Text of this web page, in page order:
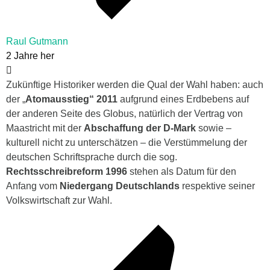
Raul Gutmann
2 Jahre her
Zukünftige Historiker werden die Qual der Wahl haben: auch
der „Atomausstieg“ 2011 aufgrund eines Erdbebens auf
der anderen Seite des Globus, natürlich der Vertrag von
Maastricht mit der Abschaffung der D-Mark sowie –
kulturell nicht zu unterschätzen – die Verstümmelung der
deutschen Schriftsprache durch die sog.
Rechtsschreibreform 1996 stehen als Datum für den
Anfang vom Niedergang Deutschlands respektive seiner
Volkswirtschaft zur Wahl.